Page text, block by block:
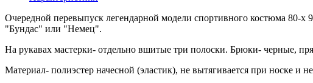
Очередной перевыпуск легендарной модели спортивного костюма 80-
"Бундас" или "Немец".
На рукавах мастерки- отдельно вшитые три полоски. Брюки- черные,
Материал- полиэстер начесной (эластик), не вытягивается при носке и